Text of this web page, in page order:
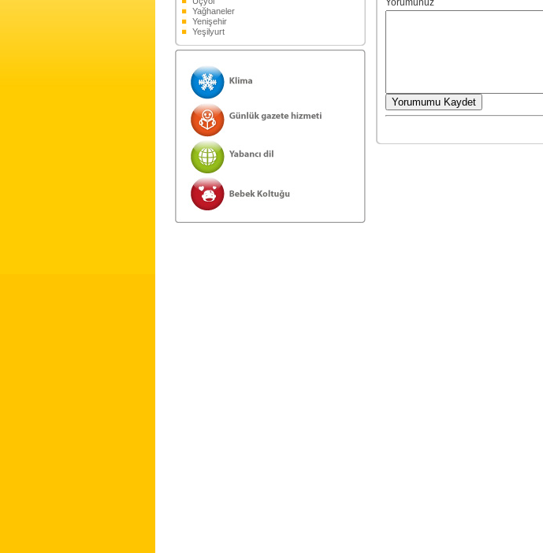
Yağhaneler
Yenişehir
Yeşilyurt
Yorumunuz